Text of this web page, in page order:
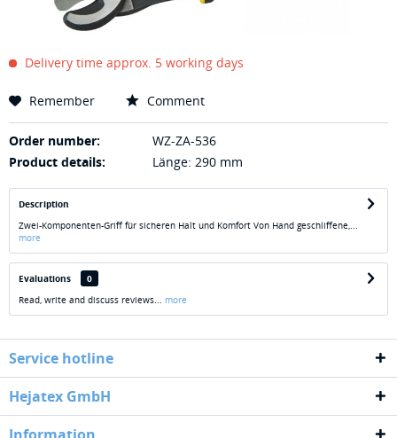
Delivery time approx. 5 working days
Remember Comment
Order number:
WZ-ZA-536
Product details:
Länge: 290 mm
Description
Zwei-Komponenten-Griff für sicheren Halt und Komfort Von Hand geschliffene,...
more
Evaluations
0
Read, write and discuss reviews... more
Service hotline
Hejatex GmbH